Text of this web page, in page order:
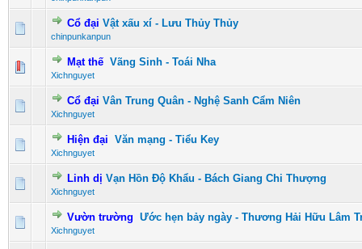
Cổ đại Vật xấu xí - Lưu Thủy Thủy
chinpunkanpun
0 Vote(s) - 0 vượt quá 5 sao
12 3 45
Mạt thế Vãng Sinh - Toái Nha
Xichnguyet
0 Vote(s) - 0 vượt quá 5 sao
12345
Cổ đại Vân Trung Quân - Nghệ Sanh Cẩm Niên
Xichnguyet
0 Vote(s) - 0 vượt quá 5 sao
12 3 45
Hiện đại Văn mạng - Tiểu Key
Xichnguyet
0 Vote(s) - 0 vượt quá 5 sao
1 234 5
Linh dị Vạn Hồn Độ Khẩu - Bách Giang Chi Thượng
Xichnguyet
0 Vote(s) - 0 vượt quá 5 sao
1234 5
Vườn trường Ước hẹn bảy ngày - Thương Hải Hữu Lâm
Xichnguyet
0 Vote(s) - 0 vượt quá 5 sao
12 345